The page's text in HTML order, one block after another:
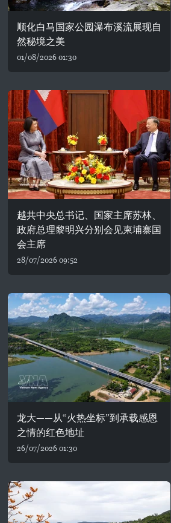
顺化白马国家公园瀑布溪流展现自
然秘境之美
01/08/2026 01:30
越共中央总书记、国家主席苏林、
政府总理黎明兴分别会见柬埔寨国
会主席
28/07/2026 09:52
龙大——从“火热坐标”到承载感恩
之情的红色地址
26/07/2026 01:30